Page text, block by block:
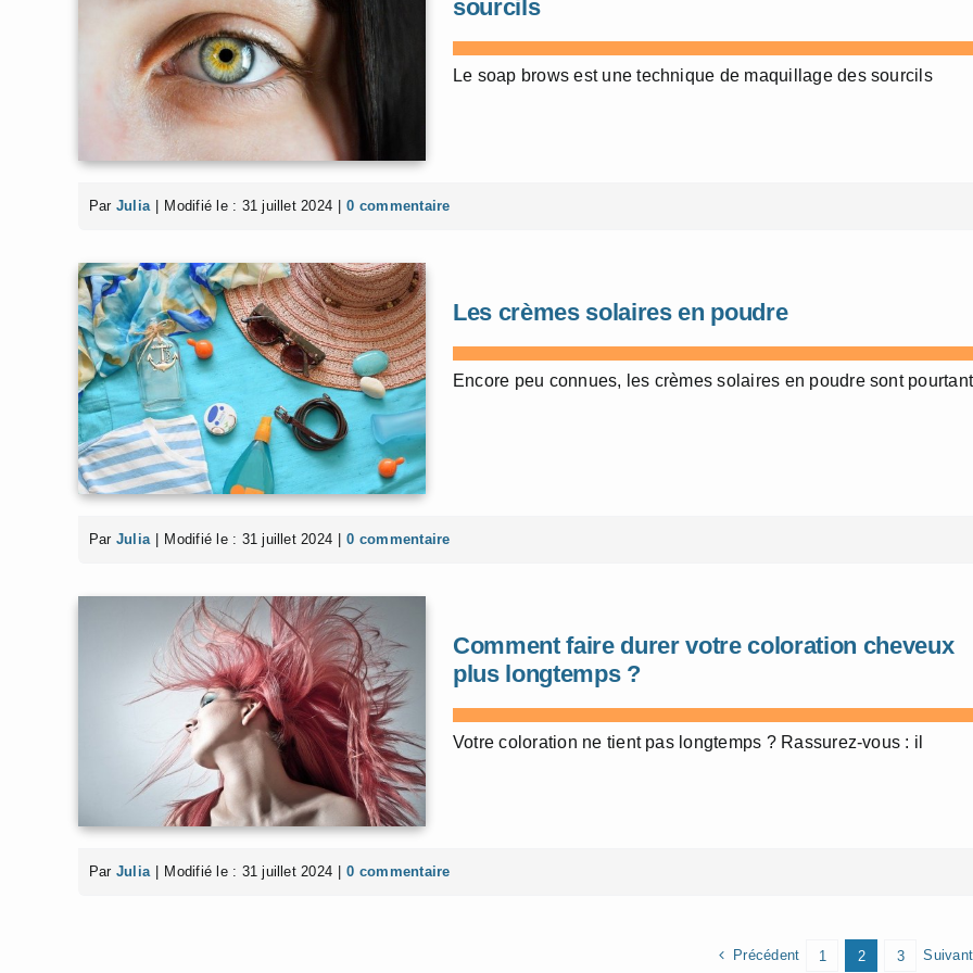
sourcils
Le soap brows est une technique de maquillage des sourcils
Par Julia | Modifié le : 31 juillet 2024 | 0 commentaire
Les crèmes solaires en poudre
Encore peu connues, les crèmes solaires en poudre sont pourtant
Par Julia Modifié le : 31 juillet 2024 0 commentaire
Comment faire durer votre coloration cheveux
plus longtemps ?
Votre coloration ne tient pas longtemps ? Rassurez-vous : il
Par Julia Modifié le : 31 juillet 2024 0 commentaire
Précédent 1 2 3 Suivant